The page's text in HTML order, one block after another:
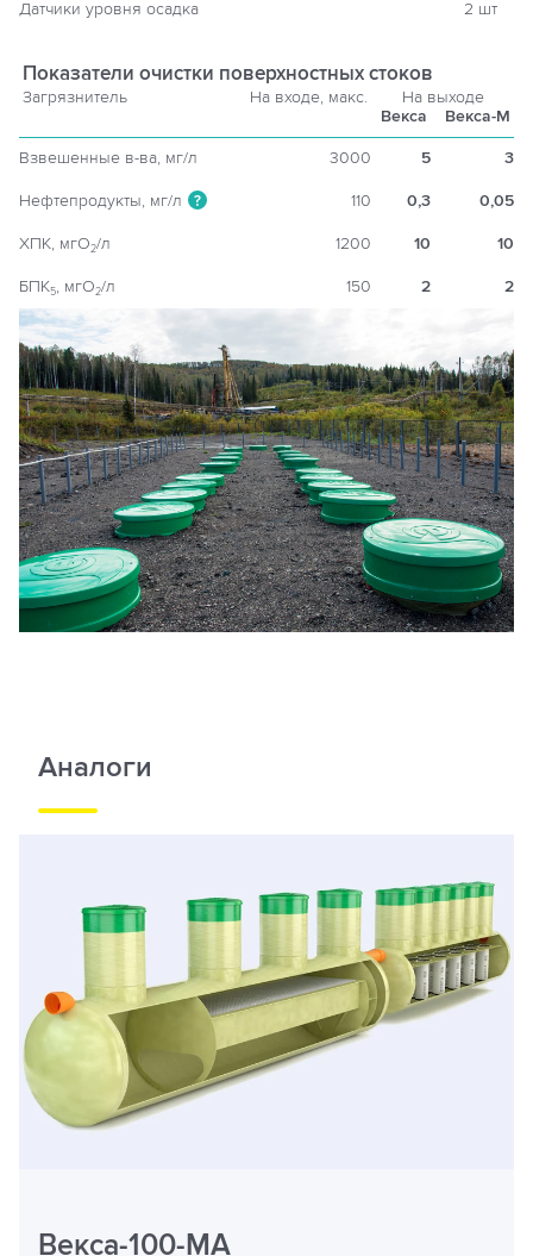
Датчики уровня осадка 2 шт
Показатели очистки поверхностных стоков
Загрязнитель На входе, макс.
На выходе
Векса
Векса-М
Взвешенные в-ва, мг/л 3000 5 3
Нефтепродукты, мг/л ? 110 0,3 0,05
ХПК, мгO2/л 1200 10 10
БПК5, мгO2/л 150 2 2
Аналоги
Векса-100-МА